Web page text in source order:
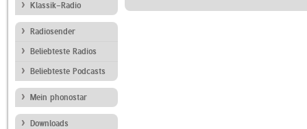
Klassik-Radio
Radiosender
Beliebteste Radios
Beliebteste Podcasts
Mein phonostar
Downloads